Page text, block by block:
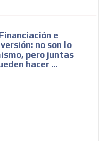
e
no son lo
pero juntas
hacer ...